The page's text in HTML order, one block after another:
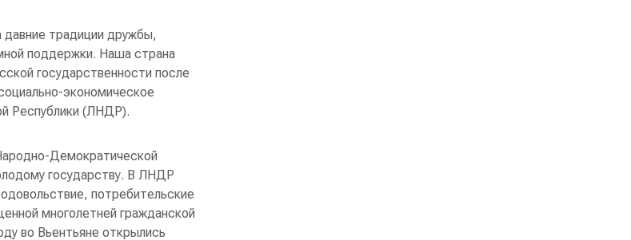
традиции дружбы,
поддержки. Наша страна
государственности после
экономическое
Республики (ЛНДР).
Демократической
государству. В ЛНДР
потребительские
многолетней гражданской
во Вьентьяне открылись